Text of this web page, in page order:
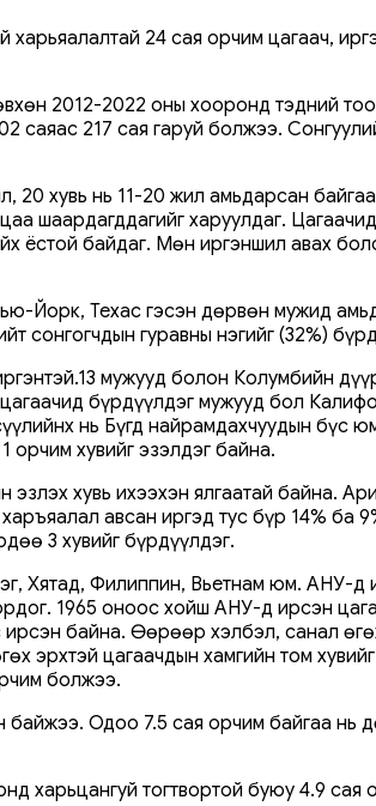
24 сая орчим цагаач,
2012-2022 оны хооронд тэдний
217 сая гаруй болжээ.
хувь нь 11-20 жил амьдарсан
шаардагддагийг харуулдаг.
ёстой байдаг. Мөн иргэншил авах
Йорк, Техас гэсэн дөрвөн мужид
сонгогчдын гуравны нэгийг (32%)
мужууд болон Колумбийн
бүрдүүлдэг мужууд бол
нь Бүгд найрамдахчуудын бүс
орчим хувийг эзэлдэг байна.
хувь ихээхэн ялгаатай байна.
авсан иргэд тус бүр 14% ба
3 хувийг бүрдүүлдэг.
Хятад, Филиппин, Вьетнам юм. АНУ-д
1965 оноос хойш АНУ-д ирсэн
байна. Өөрөөр хэлбэл, санал
эрхтэй цагаачдын хамгийн том
болжээ.
байжээ. Одоо 7.5 сая орчим байгаа
харьцангуй тогтвортой буюу 4.9 сая